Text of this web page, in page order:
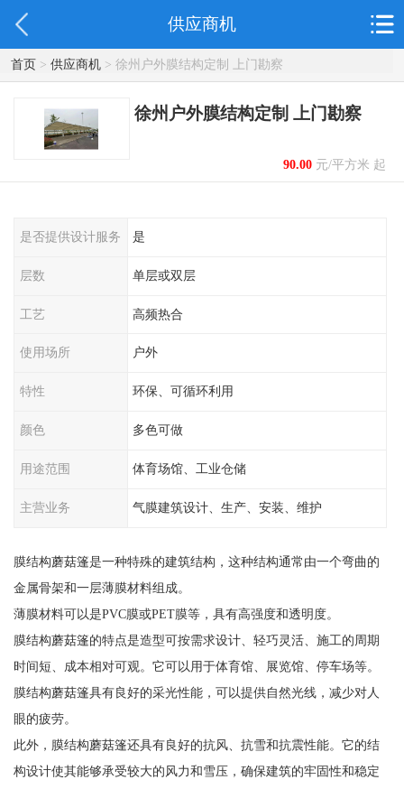
供应商机
首页> 供应商机> 徐州户外膜结构定制 上门勘察
徐州户外膜结构定制 上门勘察
90.00元/平方米 起
是否提供设计服务 是
层数 单层或双层
工艺 高频热合
使用场所 户外
特性 环保、可循环利用
颜色 多色可做
用途范围 体育场馆、工业仓储
主营业务 气膜建筑设计、生产、安装、维护
膜结构蘑菇篷是一种特殊的建筑结构，这种结构通常由一个弯曲的
金属骨架和一层薄膜材料组成。
薄膜材料可以是PVC膜或PET膜等，具有高强度和透明度。
膜结构蘑菇篷的特点是造型可按需求设计、轻巧灵活、施工的周期
时间短、成本相对可观。它可以用于体育馆、展览馆、停车场等。
膜结构蘑菇篷具有良好的采光性能，可以提供自然光线，减少对人
眼的疲劳。
此外，膜结构蘑菇篷还具有良好的抗风、抗雪和抗震性能。它的结
构设计使其能够承受较大的风力和雪压，确保建筑的牢固性和稳定